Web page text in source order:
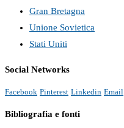
Gran Bretagna
Unione Sovietica
Stati Uniti
Social Networks
Facebook Pinterest Linkedin Email
Bibliografia e fonti